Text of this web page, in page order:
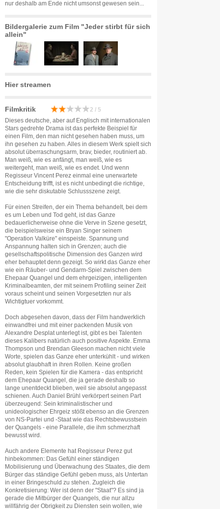
nur deshalb am Ende nicht umsonst gewesen sein...
Bildergalerie zum Film "Jeder stirbt für sich
allein"
Hier streamen
Filmkritik 2 / 5
Dieses deutsche, aber auf Englisch mit internationalen
Stars gedrehte Drama ist das perfekte Beispiel für
einen Film, den man nicht gesehen haben muss, um
ihn gesehen zu haben. Alles in diesem Werk spielt sich
absolut überraschungsarm, brav, bieder, routiniert ab.
Man weiß, wie es anfängt, man weiß, wie es
weitergeht, man weiß, wie es endet. Und wenn
Regisseur Vincent Perez einmal eine unerwartete
Entscheidung trifft, ist es nicht unbedingt die richtige,
wie die sehr diskutable Schlussszene zeigt.
Für einen Streifen, der ein Thema behandelt, bei dem
es um Leben und Tod geht, ist das Ganze
bedauerlicherweise ohne die Verve in Szene gesetzt,
die beispielsweise ein Bryan Singer seinem
"Operation Valküre" einspeiste. Spannung und
Anspannung halten sich in Grenzen; auch die
gesellschaftspolitische Dimension des Ganzen wird
eher behauptet denn gezeigt. So wirkt das Ganze eher
wie ein Räuber- und Gendarm-Spiel zwischen dem
Ehepaar Quangel und dem ehrgeizigen, intelligenten
Kriminalbeamten, der mit seinem Profiling seiner Zeit
voraus scheint und seinen Vorgesetzten nur als
Wichtigtuer vorkommt.
Doch abgesehen davon, dass der Film handwerklich
einwandfrei und mit einer packenden Musik von
Alexandre Desplat unterlegt ist, gibt es bei Talenten
dieses Kalibers natürlich auch positive Aspekte. Emma
Thompson und Brendan Gleeson machen nicht viele
Worte, spielen das Ganze eher unterkühlt - und wirken
absolut glaubhaft in ihren Rollen. Keine großen
Reden, kein Spielen für die Kamera - das entspricht
dem Ehepaar Quangel, die ja gerade deshalb so
lange unentdeckt blieben, weil sie absolut angepasst
schienen. Auch Daniel Brühl verkörpert seinen Part
überzeugend: Sein kriminalistischer und
unideologischer Ehrgeiz stößt ebenso an die Grenzen
von NS-Partei und -Staat wie das Rechtsbewusstsein
der Quangels - eine Parallele, die ihm schmerzhaft
bewusst wird.
Auch andere Elemente hat Regisseur Perez gut
hinbekommen: Das Gefühl einer ständigen
Mobilisierung und Überwachung des Staates, die dem
Bürger das ständige Gefühl geben muss, als Untertan
in einer Bringeschuld zu stehen. Zugleich die
Konkretisierung: Wer ist denn der "Staat"? Es sind ja
gerade die Mitbürger der Quangels, die nur allzu
willfährig der Obrigkeit zu Diensten sein wollen, wie